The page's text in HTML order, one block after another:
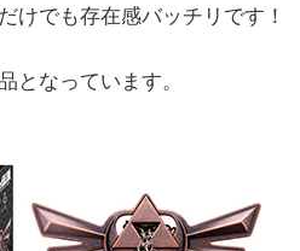
けでも存在感バッチリです！
なっています。